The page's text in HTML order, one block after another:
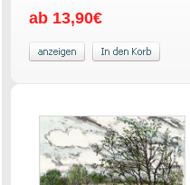
ab 13,90€